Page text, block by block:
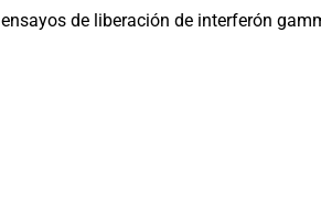
ensayos de liberación de interferón